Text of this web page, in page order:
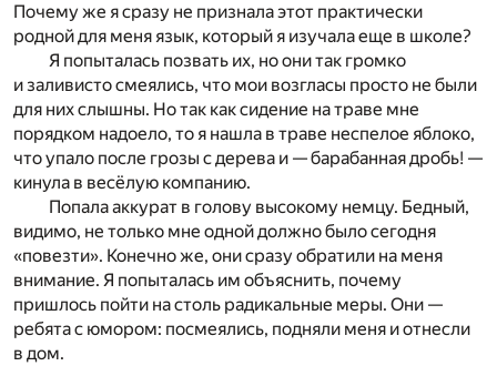
Почему же я сразу не признала этот практически
родной для меня язык, который я изучала еще в школе?
Я попыталась позвать их, но они так громко
и заливисто смеялись, что мои возгласы просто не были
для них слышны. Но так как сидение на траве мне
порядком надоело, то я нашла в траве неспелое яблоко,
что упало после грозы с дерева и — барабанная дробь! —
кинула в весёлую компанию.
Попала аккурат в голову высокому немцу. Бедный,
видимо, не только мне одной должно было сегодня
«повезти». Конечно же, они сразу обратили на меня
внимание. Я попыталась им объяснить, почему
пришлось пойти на столь радикальные меры. Они —
ребята с юмором: посмеялись, подняли меня и отнесли
в дом.